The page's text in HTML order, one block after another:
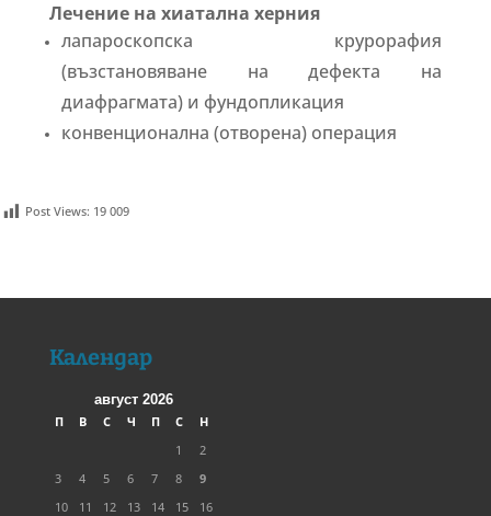
Лечение на хиатална херния
лапароскопска крурорафия
(възстановяване на дефекта на
диафрагмата) и фундопликация
конвенционална (отворена) операция
Post Views: 19 009
Календар
август 2026
П
В С Ч П С
Н
1
2
3
4 5 6 7 8
9
10
11 12 13 14 15
16